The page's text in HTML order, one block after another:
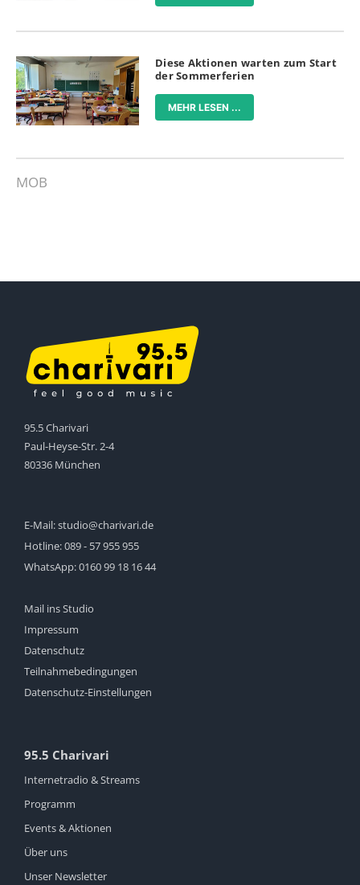
Diese Aktionen warten zum Start
der Sommerferien
MEHR LESEN ...
MOB
95.5 Charivari
Paul-Heyse-Str. 2-4
80336 München
E-Mail:studio@charivari.de
Hotline:089 - 57 955 955
WhatsApp:0160 99 18 16 44
Mail ins Studio
Impressum
Datenschutz
Teilnahmebedingungen
Datenschutz-Einstellungen
95.5 Charivari
Internetradio & Streams
Programm
Events & Aktionen
Über uns
Unser Newsletter